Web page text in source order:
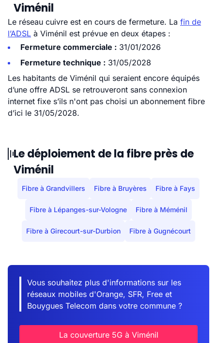
Viménil
Le réseau cuivre est en cours de fermeture. La fin de
l’ADSL à Viménil est prévue en deux étapes :
Fermeture commerciale : 31/01/2026
Fermeture technique : 31/05/2028
Les habitants de Viménil qui seraient encore équipés
d’une offre ADSL se retrouveront sans connexion
internet fixe s’ils n'ont pas choisi un abonnement fibre
d’ici le 31/05/2028.
Le déploiement de la fibre près de
Viménil
Fibre à Grandvillers Fibre à Bruyères Fibre à Fays
Fibre à Lépanges-sur-Vologne Fibre à Méménil
Fibre à Girecourt-sur-Durbion Fibre à Gugnécourt
Vous souhaitez plus d'informations sur les
réseaux mobiles d'Orange, SFR, Free et
Bouygues Telecom dans votre commune ?
La couverture 5G à Viménil